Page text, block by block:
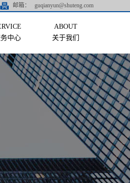
邮箱： guqianyun@shuteng.com
中心 关于我们